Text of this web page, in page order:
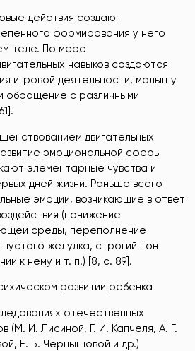
действия создают
формирования у него
теле. По мере
навыков создаются
игровой деятельности, малышу
обращение с различными
двигательных
эмоциональной сферы
элементарные чувства и
дней жизни. Раньше всего
эмоции, возникающие в ответ
(понижение
среды, переполнение
желудка, строгий тон
к нему и т. п.) [8, с. 89].
развитии ребенка
отечественных
(М. И. Лисиной, Г. И. Капчеля, А. Г.
Е. Б. Чернышовой и др.)